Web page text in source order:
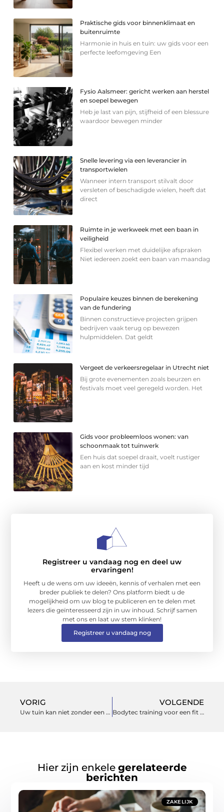
Praktische gids voor binnenklimaat en
buitenruimte
Harmonie in huis en tuin: uw gids voor een
perfecte leefomgeving Een
Fysio Aalsmeer: gericht werken aan herstel
en soepel bewegen
Heb je last van pijn, stijfheid of een blessure
waardoor bewegen minder
Snelle levering via een leverancier in
transportwielen
Wanneer intern transport stilvalt door
versleten of beschadigde wielen, heeft dat
direct
Ruimte in je werkweek met een baan in
veiligheid
Flexibel werken met duidelijke afspraken
Niet iedereen zoekt een baan van maandag
Populaire keuzes binnen de berekening
van de fundering
Binnen constructieve projecten grijpen
bedrijven vaak terug op bewezen
hulpmiddelen. Dat geldt
Vergeet de verkeersregelaar in Utrecht niet
Bij grote evenementen zoals beurzen en
festivals moet veel geregeld worden. Het
Gids voor probleemloos wonen: van
schoonmaak tot tuinwerk
Een huis dat soepel draait, voelt rustiger
aan en kost minder tijd
Registreer u vandaag nog en deel uw
ervaringen!
Heeft u de wens om uw ideeën, kennis of verhalen met een
breder publiek te delen? Ons platform biedt u de
mogelijkheid om uw blog te publiceren en te delen met
lezers die geïnteresseerd zijn in uw inhoud. Schrijf samen
met ons en laat uw stem klinken!
Registreer u vandaag nog
VORIG
Uw tuin kan niet zonder een veegmachine
VOLGENDE
Bodytec training voor een fit lichaam
Hier zijn enkele gerelateerde
berichten
ZAKELIJK